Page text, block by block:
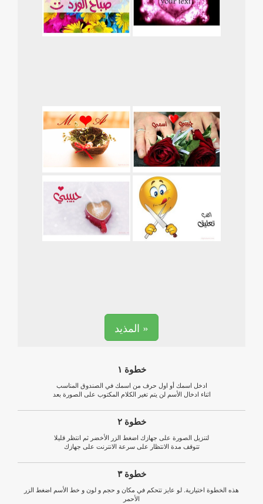
المذيد »
خطوة ١
ادخل اسمك أو اول حرف من اسمك في الصندوق المناسب
اثناء ادخال الأسم لن يتم تغير الكلام المكتوب على الصورة بعد
خطوة ٢
لتنزيل الصورة على جهازك اضغط الزر الأخضر ثم انتظر قليلا
تتوقف مدة الانتظار على سرعة الانترنت على جهازك
خطوة ٣
هذه الخطوة اختيارية. لو عايز تتحكم في مكان و حجم و لون و خط الأسم اضغط الزر
الأحمر